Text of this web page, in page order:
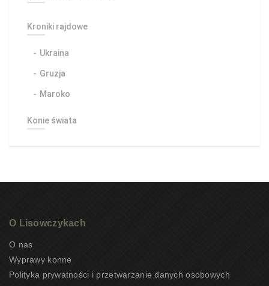
Kroniki rajdowe
Ukraina
Gruzja
Maroko
Konie świata
O Lisowczykach
O nas
Wyprawy konne
Polityka prywatności i przetwarzanie danych osobowych